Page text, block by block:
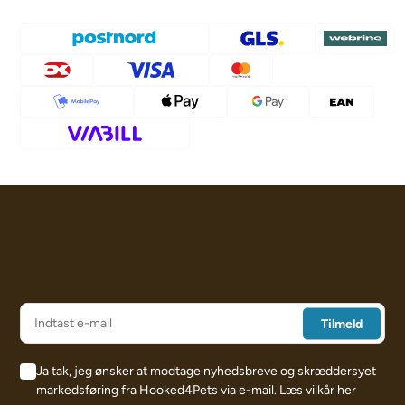
Ja tak, jeg ønsker at modtage nyhedsbreve og skræddersyet
markedsføring fra Hooked4Pets via e-mail. Læs vilkår her